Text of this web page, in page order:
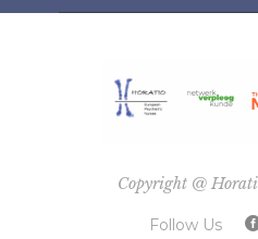
Copyright @
Follow Us